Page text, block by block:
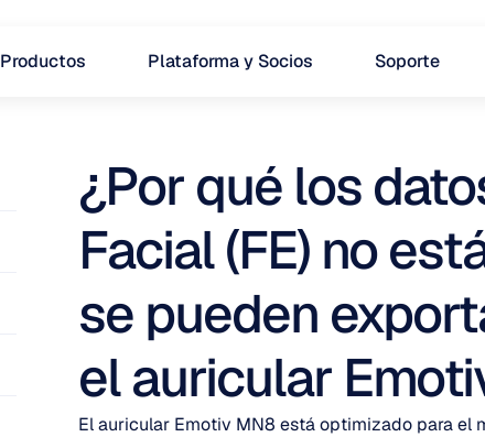
Productos Plataforma y Socios Soporte
¿Por qué los
Facial (FE) no
se pueden
el auricular
El auricular Emotiv MN8 está optimizado para el